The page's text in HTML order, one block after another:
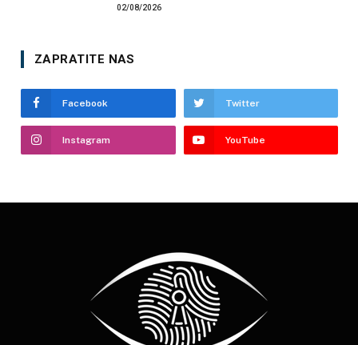
02/08/2026
ZAPRATITE NAS
Facebook Twitter
Instagram YouTube